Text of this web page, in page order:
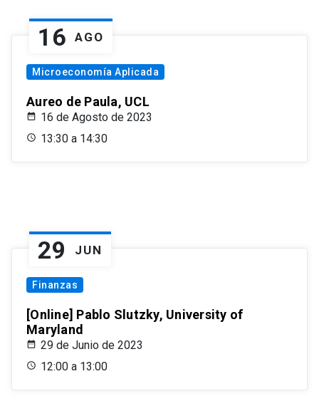
16 AGO
Microeconomía Aplicada
Aureo de Paula, UCL
16 de Agosto de 2023
13:30 a 14:30
29 JUN
Finanzas
[Online] Pablo Slutzky, University of
Maryland
29 de Junio de 2023
12:00 a 13:00